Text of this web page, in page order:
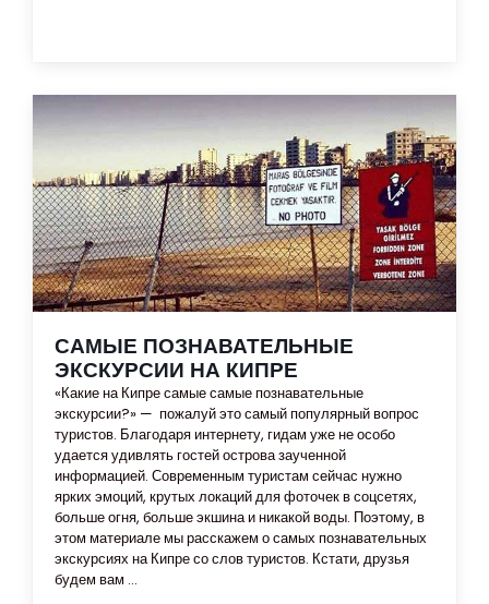
САМЫЕ ПОЗНАВАТЕЛЬНЫЕ
ЭКСКУРСИИ НА КИПРЕ
«Какие на Кипре самые самые познавательные
экскурсии?» — пожалуй это самый популярный вопрос
туристов. Благодаря интернету, гидам уже не особо
удается удивлять гостей острова заученной
информацией. Современным туристам сейчас нужно
ярких эмоций, крутых локаций для фоточек в соцсетях,
больше огня, больше экшина и никакой воды. Поэтому, в
этом материале мы расскажем о самых познавательных
экскурсиях на Кипре со слов туристов. Кстати, друзья
будем вам ...